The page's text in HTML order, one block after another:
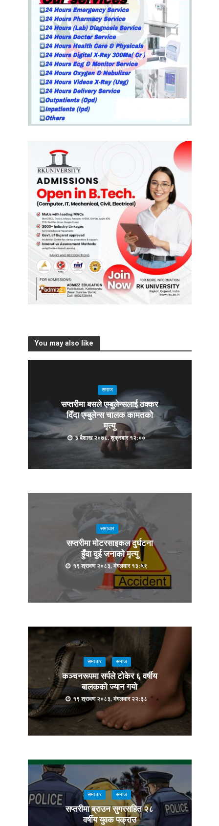
You may also like
समाज
सप्तरीमा बसले एम्बुलेन्सलाई ठक्कर
दिँदा एम्बुलेन्स चालक कामतको
मृत्यु
३ बैशाख २०७८, शुक्रबार १२:००
समाचार
सप्तरीमा मोटरसाइकल दुर्घटना
हुँदा दुई जनाको मृत्यु
१९ श्रावण २०८३, मंगलवार १३:५९
समाचार समाज
कञ्चनरूपमा सर्पले टोकेर ६ वर्षीय
बालकको ज्यान गयो
१९ श्रावण २०८३, मंगलवार २२:३८
समाचार समाज
सप्तरीमा ब्राउन सुगरसहित २८
वर्षीय युवक पक्राउ